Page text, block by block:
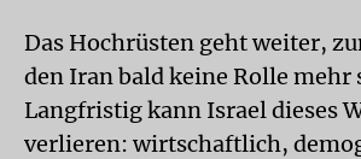
Das Hochrüsten geht weiter,
den Iran bald keine Rolle mehr
Langfristig kann Israel dieses
verlieren: wirtschaftlich,